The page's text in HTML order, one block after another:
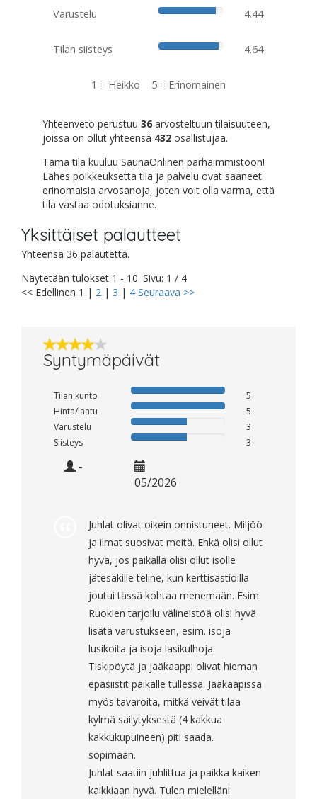
Varustelu 4.44
Tilan siisteys 4.64
1 = Heikko 5 = Erinomainen
Yhteenveto perustuu 36 arvosteltuun tilaisuuteen,
joissa on ollut yhteensä 432 osallistujaa.
Tämä tila kuuluu SaunaOnlinen parhaimmistoon!
Lähes poikkeuksetta tila ja palvelu ovat saaneet
erinomaisia arvosanoja, joten voit olla varma, että
tila vastaa odotuksianne.
Yksittäiset palautteet
Yhteensä 36 palautetta.
Näytetään tulokset 1 - 10. Sivu: 1 / 4
<< Edellinen 1 | 2 | 3 | 4 Seuraava >>
Syntymäpäivät
Tilan kunto
5
Hinta/laatu
5
Varustelu
3
Siisteys
3
-
05/2026
Juhlat olivat oikein onnistuneet. Miljöö
ja ilmat suosivat meitä. Ehkä olisi ollut
hyvä, jos paikalla olisi ollut isolle
jätesäkille teline, kun kerttisastioilla
joutui tässä kohtaa menemään. Esim.
Ruokien tarjoilu välineistöä olisi hyvä
lisätä varustukseen, esim. isoja
lusikoita ja isoja lasikulhoja.
Tiskipöytä ja jääkaappi olivat hieman
epäsiistit paikalle tullessa. Jääkaapissa
myös tavaroita, mitkä veivät tilaa
kylmä säilytyksestä (4 kakkua
kakkukupuineen) piti saada.
sopimaan.
Juhlat saatiin juhlittua ja paikka kaiken
kaikkiaan hyvä. Tulen mielelläni